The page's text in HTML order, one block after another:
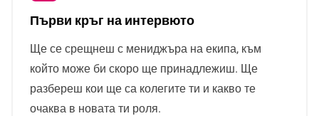
Първи кръг на интервюто
Ще се срещнеш с мениджъра на екипа, към
който може би скоро ще принадлежиш. Ще
разбереш кои ще са колегите ти и какво те
очаква в новата ти роля.